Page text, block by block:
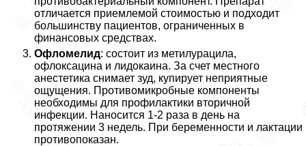
отличается приемлемой стоимостью и подходит
большинству пациентов, ограниченных в
финансовых средствах.
Офломелид: состоит из метилурацила,
офлоксацина и лидокаина. За счет местного
анестетика снимает зуд, купирует неприятные
ощущения. Противомикробные компоненты
необходимы для профилактики вторичной
инфекции. Наносится 1-2 раза в день на
протяжении 3 недель. При беременности и лактации
противопоказан.